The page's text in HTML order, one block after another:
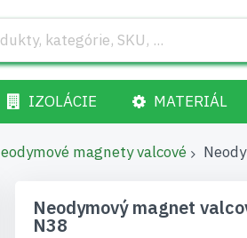
IZOLÁCIE MATERIÁL
magnety valcové
Neodymový magnet
N38